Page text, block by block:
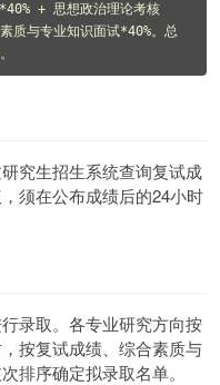
+ 思想政治理论考核
质与专业知识面试*40%。总
究生招生系统查询复试成
须在公布成绩后的24小时
录取。各专业研究方向按
按复试成绩、综合素质与
排序确定拟录取名单。